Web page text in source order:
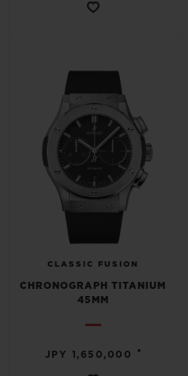
CLASSIC FUSION
CHRONOGRAPH TITANIUM
45MM
JPY 1,650,000 •